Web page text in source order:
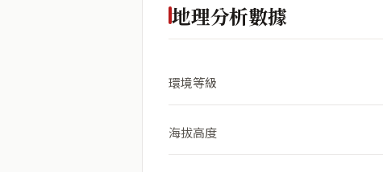
地理分析數據
環境等級
海拔高度